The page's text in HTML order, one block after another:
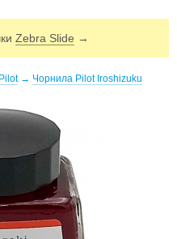
Zebra Slide →
→ Чорнила Pilot Iroshizuku